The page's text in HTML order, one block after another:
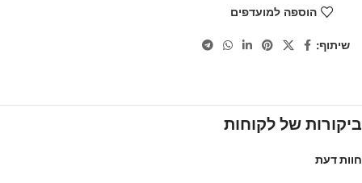
הוספה למועדפים
שיתוף:
ביקורות של לקוחות
חוות דעת